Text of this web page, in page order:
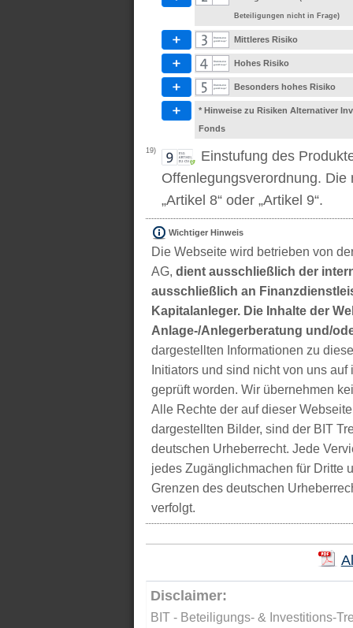
Beteiligungen nicht in Frage)
Mittleres Risiko
Hohes Risiko
Besonders hohes Risiko
* Hinweise zu Risiken Alternativer
Fonds
19)
Einstufung des
Offenlegungsverordnung. Die
„Artikel 8“ oder „Artikel 9“.
Wichtiger Hinweis
Die Webseite wird betrieben von
AG, dient ausschließlich der
ausschließlich an
Kapitalanleger. Die Inhalte der
Anlage-/Anlegerberatung und/
dargestellten Informationen zu
Initiators und sind nicht von uns
geprüft worden. Wir übernehmen
Alle Rechte der auf dieser
dargestellten Bilder, sind der BIT
deutschen Urheberrecht. Jede
jedes Zugänglichmachen für Dritte
Grenzen des deutschen
verfolgt.
Disclaimer:
BIT - Beteiligungs- & Investitions-